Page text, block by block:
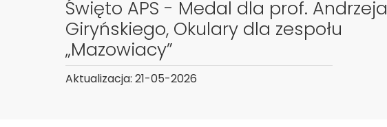
Święto APS - Medal dla prof. Andrzeja
Giryńskiego, Okulary dla zespołu
„Mazowiacy”
Aktualizacja: 21-05-2026